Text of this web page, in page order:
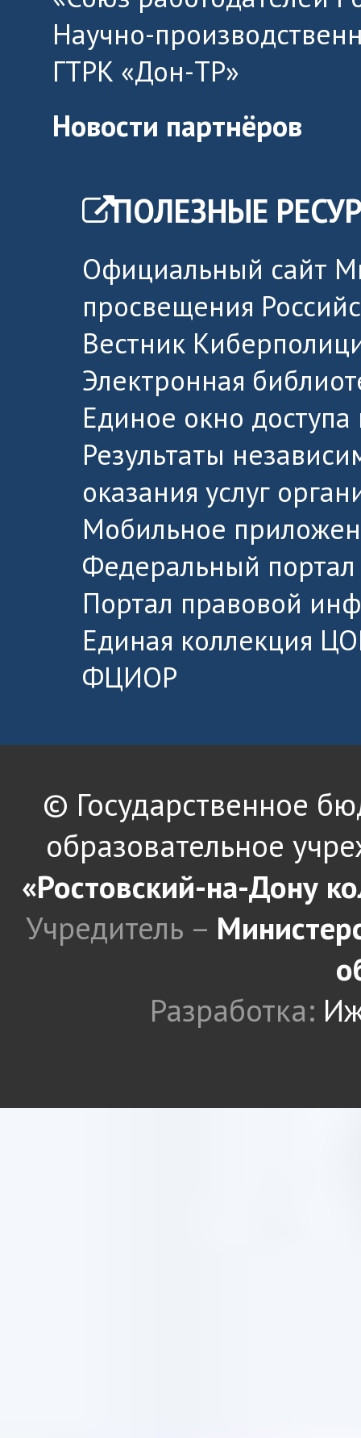
Научно-
ГТРК «Дон-ТР»
Новости партнёров
ПОЛЕЗНЫЕ
Официальный сайт
просвещения
Вестник
Электронная
Единое окно
Результаты
оказания услуг
Мобильное
Федеральный портал
Портал правовой
Единая коллекция
ФЦИОР
© Государственное
образовательное
«Ростовский-на-Дону
Учредитель –
Разработка: